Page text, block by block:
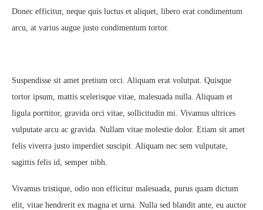
Donec efficitur, neque quis luctus et aliquet, libero erat condimentum
arcu, at varius augue justo condimentum tortor.
Suspendisse sit amet pretium orci. Aliquam erat volutpat. Quisque
tortor ipsum, mattis scelerisque vitae, malesuada nulla. Aliquam et
ligula porttitor, gravida orci vitae, sollicitudin mi. Vivamus ultrices
vulputate arcu ac gravida. Nullam vitae molestie dolor. Etiam sit amet
felis viverra justo imperdiet suscipit. Aliquam nec sem vulputate,
sagittis felis id, semper nibh.
Vivamus tristique, odio non efficitur malesuada, purus quam dictum
elit, vitae hendrerit ex magna et urna. Nulla sed blandit ante, eu auctor